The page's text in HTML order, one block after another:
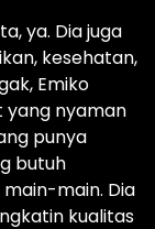
ya. Dia juga
kesehatan,
Emiko
yang nyaman
punya
butuh
main-main. Dia
kualitas